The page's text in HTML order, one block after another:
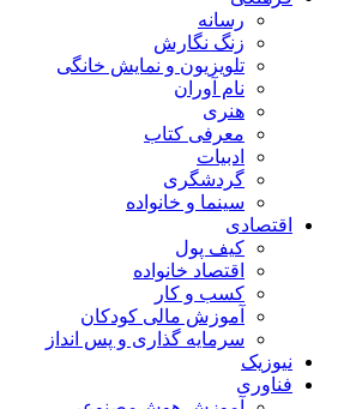
رسانه
زنگ نگارش
تلویزیون و نمایش خانگی
نام آوران
هنری
معرفی کتاب
ادبیات
گردشگری
سینما و خانواده
اقتصادی
کیف پول
اقتصاد خانواده
کسب و کار
آموزش مالی کودکان
سرمایه گذاری و پس انداز
نیوزیک
فناوری